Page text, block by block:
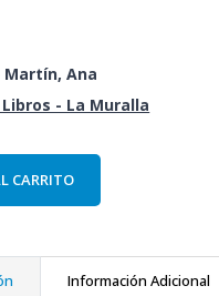
Martín, Ana
- La Muralla
CARRITO
Información Adicional